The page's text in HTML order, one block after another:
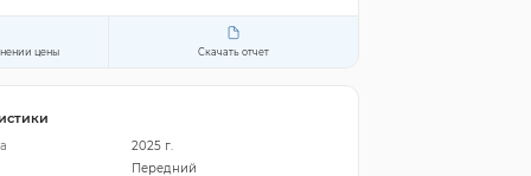
цены Скачать отчет
2025 г.
Передний